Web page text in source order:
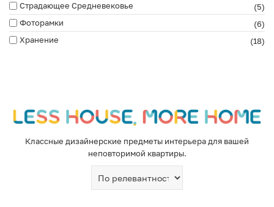
Страдающее Средневековье
(5)
Фоторамки
(6)
Хранение
(18)
Классные дизайнерские предметы интерьера для вашей
неповторимой квартиры.